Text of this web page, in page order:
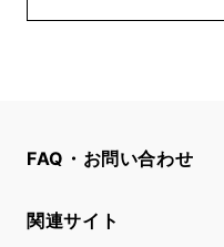
FAQ・お問い合わせ
関連サイト